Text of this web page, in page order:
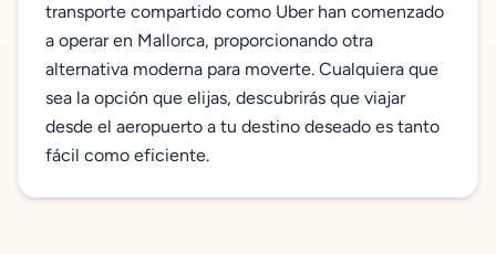
transporte compartido como Uber han comenzado
a operar en Mallorca, proporcionando otra
alternativa moderna para moverte. Cualquiera que
sea la opción que elijas, descubrirás que viajar
desde el aeropuerto a tu destino deseado es tanto
fácil como eficiente.